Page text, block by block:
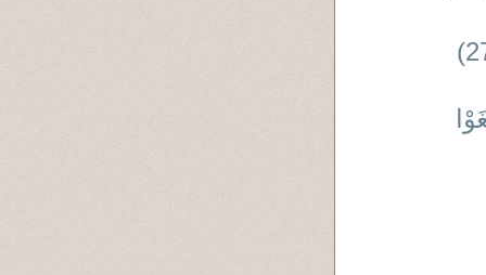
(وَلَوْ بَسَطَ اللَّهُ الرِّزْقَ لِعِبَادِهِ لَبَغَوْا فِي الأَرْضِ ) (27)